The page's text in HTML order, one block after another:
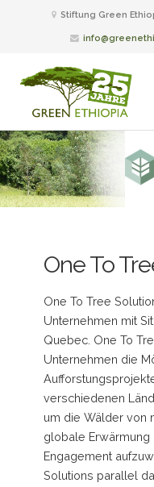
Stiftung Green
One To
One To Tree
Unternehmen mit
Quebec. One To
Unternehmen die
verschiedenen
um die Wälder von
globale
Engagement
Solutions parallel